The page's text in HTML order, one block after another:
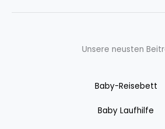
Unsere neusten
Baby-Reisebett
Baby Laufhilfe